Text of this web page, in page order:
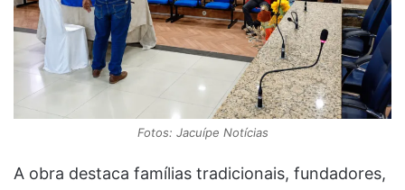
Fotos: Jacuípe Notícias
A obra destaca famílias tradicionais, fundadores,